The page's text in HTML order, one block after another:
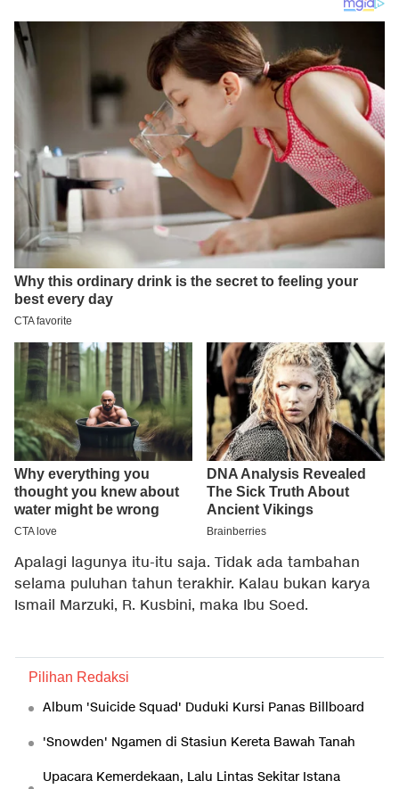
Apalagi lagunya itu-itu saja. Tidak ada tambahan
selama puluhan tahun terakhir. Kalau bukan karya
Ismail Marzuki, R. Kusbini, maka Ibu Soed.
Pilihan Redaksi
Album 'Suicide Squad' Duduki Kursi Panas Billboard
'Snowden' Ngamen di Stasiun Kereta Bawah Tanah
Upacara Kemerdekaan, Lalu Lintas Sekitar Istana